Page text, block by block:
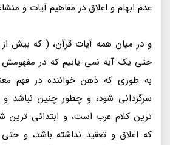
عدم ابهام و اغلاق در مفاهیم آیات و
و در میان همه آیات قرآن، ( که بیش
حتی یک آیه نمی یابیم که در مفهومش
به طوری که ذهن خواننده در فهم
سرگردانی شود، و چطور چنین نباشد
ترین کلام عرب است، و ابتدائی
که اغلاق و تعقید نداشته باشد، و